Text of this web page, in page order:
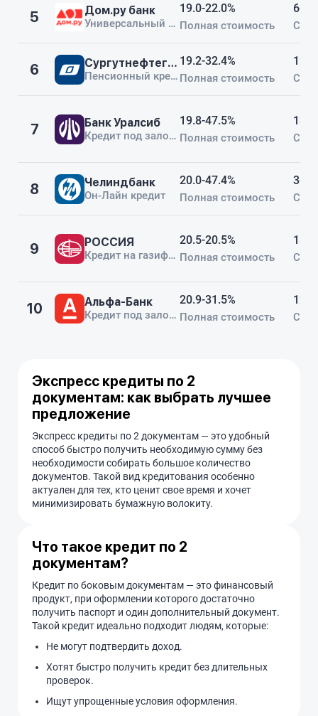
5 Дом.ру банк
Универсальный кредит (под залог автомобиля)
19.0-22.0%
Полная стоимость
6-
Срок
6 Сургутнефтегазбанк
Пенсионный кредит
19.2-32.4%
Полная стоимость
12-
Срок
7 Банк Уралсиб
Кредит под залог авто
19.8-47.5%
Полная стоимость
13-
Срок
8 Челиндбанк
Он-Лайн кредит
20.0-47.4%
Полная стоимость
3-
Срок
9 РОССИЯ
Кредит на газификацию РФ
20.5-20.5%
Полная стоимость
18-
Срок
10 Альфа-Банк
Кредит под залог недвижимости
20.9-31.5%
Полная стоимость
12-
Срок
Экспресс кредиты по 2
документам: как выбрать лучшее
предложение
Экспресс кредиты по 2 документам — это удобный
способ быстро получить необходимую сумму без
необходимости собирать большое количество
документов. Такой вид кредитования особенно
актуален для тех, кто ценит свое время и хочет
минимизировать бумажную волокиту.
Что такое кредит по 2
документам?
Кредит по боковым документам — это финансовый
продукт, при оформлении которого достаточно
получить паспорт и один дополнительный документ.
Такой кредит идеально подходит людям, которые:
Не могут подтвердить доход.
Хотят быстро получить кредит без длительных
проверок.
Ищут упрощенные условия оформления.